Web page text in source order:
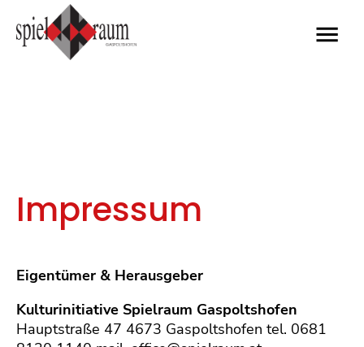
Impressum
Eigentümer & Herausgeber
Kulturinitiative Spielraum Gaspoltshofen
Hauptstraße 47 4673 Gaspoltshofen tel. 0681